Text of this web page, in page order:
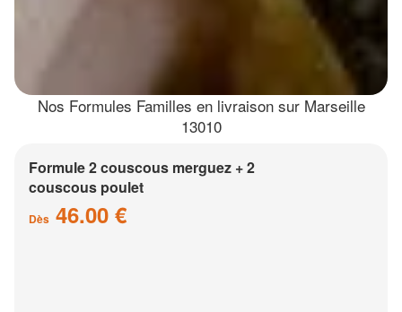
Nos Formules Familles en livraison sur Marseille
13010
Formule 2 couscous merguez + 2
couscous poulet
Dès 46.00 €